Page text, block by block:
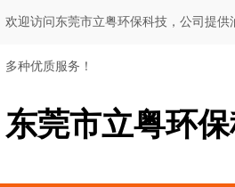
欢迎访问东莞市立粤环保科技，公司提
多种优质服务！
东莞市立粤环